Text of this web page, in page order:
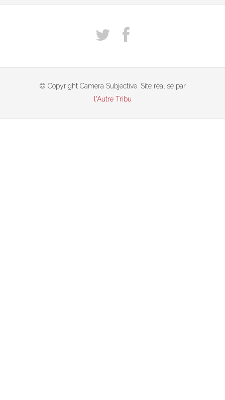
© Copyright Camera Subjective. Site réalisé par
l'Autre Tribu